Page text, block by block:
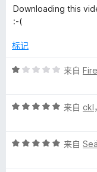
分
1
5
Downloading this
:-(
标记
评
/
来自
评
/
来自 ckl
评
来自